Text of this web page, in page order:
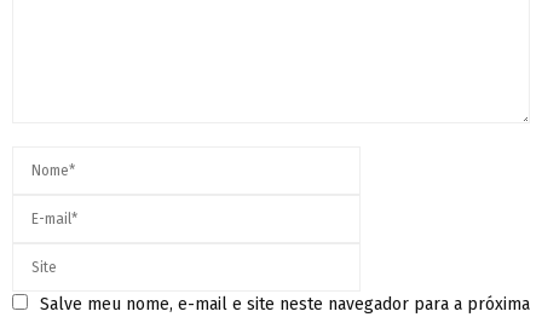
Salve meu nome, e-mail e site neste navegador para a próxima